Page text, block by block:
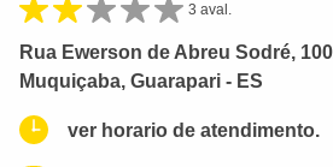
3 aval.
Rua Ewerson de Abreu Sodré,
Muquiçaba, Guarapari - ES
ver horario de atendimento.